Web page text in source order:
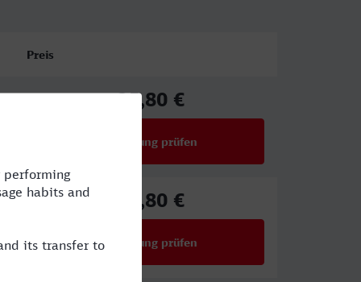
Preis
25,80 €
Verbindung prüfen
25,80 €
Verbindung prüfen